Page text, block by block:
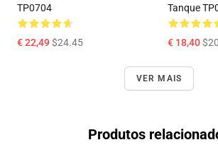
TP0704
€ 22,49$24.45
Tanque
€ 18,40$20
VER MAIS
Produtos